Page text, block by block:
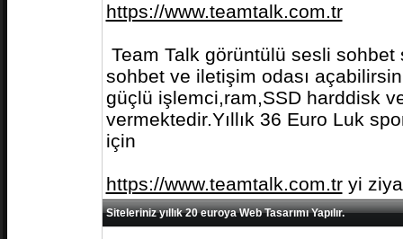
https://www.teamtalk.com.tr
Team Talk görüntülü sesli
sohbet ve iletişim odası
güçlü işlemci,ram,SSD harddisk
vermektedir.Yıllık 36 Euro Luk
için
https://www.teamtalk.com.tryi
Siteleriniz yıllık 20 euroya Web Tasarımı Yapılır.